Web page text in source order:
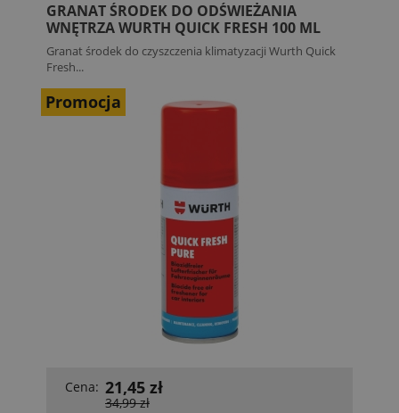
GRANAT ŚRODEK DO ODŚWIEŻANIA
WNĘTRZA WURTH QUICK FRESH 100 ML
Granat środek do czyszczenia klimatyzacji Wurth Quick
Fresh...
Cena: 21,45 zł
34,99 zł
Promocja